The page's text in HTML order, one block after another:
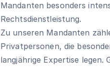
Mandanten besonders
Rechtsdienstleistung.
Zu unseren Mandanten
Privatpersonen, die
langjährige Expertise